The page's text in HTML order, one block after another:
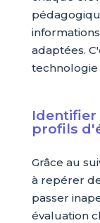
adaptées.
technologie
Identifier
profils
Grâce au
à repérer
passer
évaluation